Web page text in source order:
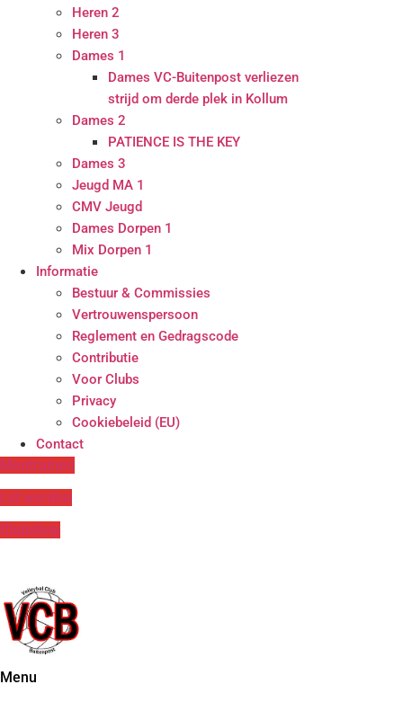
Heren 2
Heren 3
Dames 1
Dames VC-Buitenpost verliezen
strijd om derde plek in Kollum
Dames 2
PATIENCE IS THE KEY
Dames 3
Jeugd MA 1
CMV Jeugd
Dames Dorpen 1
Mix Dorpen 1
Informatie
Bestuur & Commissies
Vertrouwenspersoon
Reglement en Gedragscode
Contributie
Voor Clubs
Privacy
Cookiebeleid (EU)
Contact
Meetrainen
Lid worden
Clubshop
Menu